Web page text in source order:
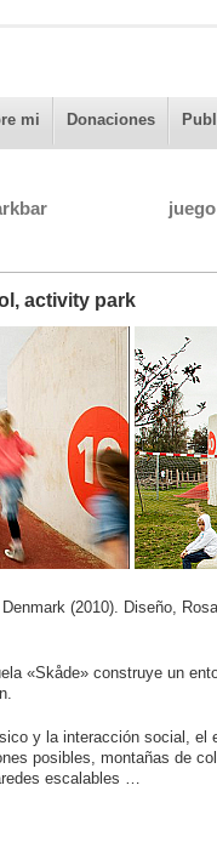
mi Donaciones
activity park
(2010). Diseño,
«Skåde» construye un
y la interacción social, el
posibles, montañas de
escalables …